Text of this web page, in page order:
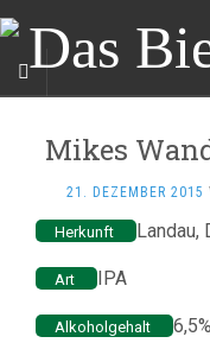
Mikes
21. DEZEMBER 2015
Herkunft Landau,
Art IPA
Alkoholgehalt 6,5%